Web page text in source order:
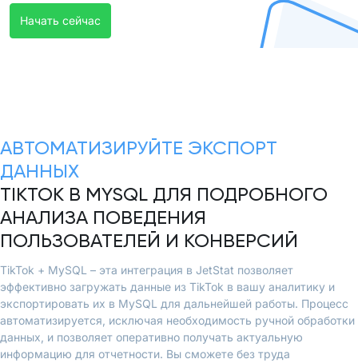
Начать сейчас
АВТОМАТИЗИРУЙТЕ ЭКСПОРТ
ДАННЫХ
TIKTOK В MYSQL ДЛЯ ПОДРОБНОГО
АНАЛИЗА ПОВЕДЕНИЯ
ПОЛЬЗОВАТЕЛЕЙ И КОНВЕРСИЙ
TikTok + MySQL – эта интеграция в JetStat позволяет
эффективно загружать данные из TikTok в вашу аналитику и
экспортировать их в MySQL для дальнейшей работы. Процесс
автоматизируется, исключая необходимость ручной обработки
данных, и позволяет оперативно получать актуальную
информацию для отчетности. Вы сможете без труда